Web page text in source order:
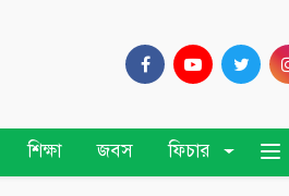
শিক্ষা জবস ফিচার